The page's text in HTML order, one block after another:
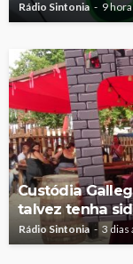
Rádio Sintonia 9
Custódia
talvez tenha
Rádio Sintonia 3 dias